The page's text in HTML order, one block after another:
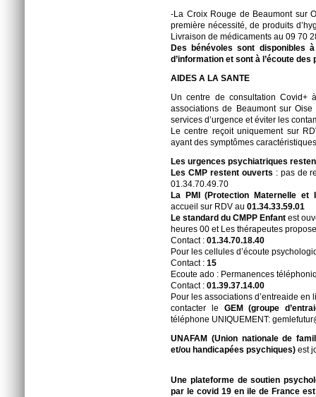
-La Croix Rouge de Beaumont sur
première nécessité, de produits
Livraison de médicaments au 09 70
Des bénévoles sont disponibles
d’information et sont à l’écoute
AIDES A LA SANTE
Un centre de consultation Covid+
associations de Beaumont sur
services d’urgence et éviter les
Le centre reçoit uniquement sur
ayant des symptômes
Les urgences psychiatriques
Les CMP restent ouverts : pas de
01.34.70.49.70
La PMI (Protection Maternelle et
accueil sur RDV au 01.34.33.59.01
Le standard du CMPP Enfant est
heures 00 et Les thérapeutes
Contact : 01.34.70.18.40
Pour les cellules d’écoute
Contact : 15
Ecoute ado : Permanences
Contact : 01.39.37.14.00
Pour les associations d’entreaide
contacter le GEM (groupe
téléphone UNIQUEMENT:
UNAFAM (Union nationale de
et/ou handicapées psychiques) est
Une plateforme de soutien
par le covid 19 en ile de France